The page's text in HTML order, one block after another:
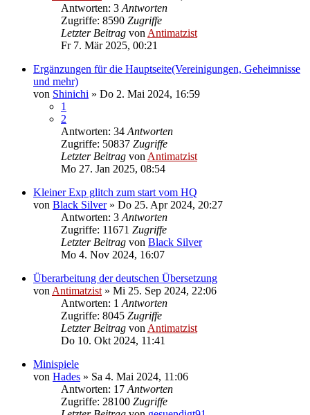
Antworten: 3 Antworten
Zugriffe: 8590 Zugriffe
Letzter Beitrag von Antimatzist
Fr 7. Mär 2025, 00:21
Ergänzungen für die Hauptseite(Vereinigungen, Geheimnisse
und mehr)
von Shinichi » Do 2. Mai 2024, 16:59
1
2
Antworten: 34 Antworten
Zugriffe: 50837 Zugriffe
Letzter Beitrag von Antimatzist
Mo 27. Jan 2025, 08:54
Kleiner Exp glitch zum start vom HQ
von Black Silver» Do 25. Apr 2024, 20:27
Antworten: 3 Antworten
Zugriffe: 11671 Zugriffe
Letzter Beitrag von Black Silver
Mo 4. Nov 2024, 16:07
Überarbeitung der deutschen Übersetzung
von Antimatzist » Mi 25. Sep 2024, 22:06
Antworten: 1 Antworten
Zugriffe: 8045 Zugriffe
Letzter Beitrag von Antimatzist
Do 10. Okt 2024, 11:41
Minispiele
von Hades » Sa 4. Mai 2024, 11:06
Antworten: 17 Antworten
Zugriffe: 28100 Zugriffe